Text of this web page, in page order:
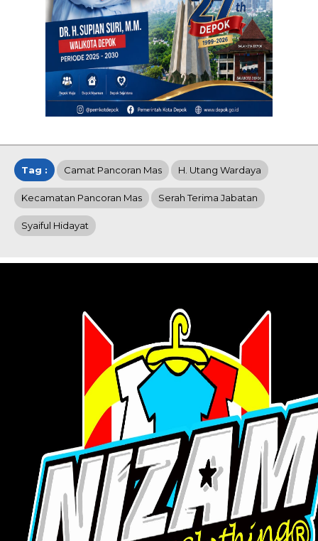
Tag : Camat Pancoran Mas H. Utang Wardaya
Kecamatan Pancoran Mas Serah Terima Jabatan
Syaiful Hidayat